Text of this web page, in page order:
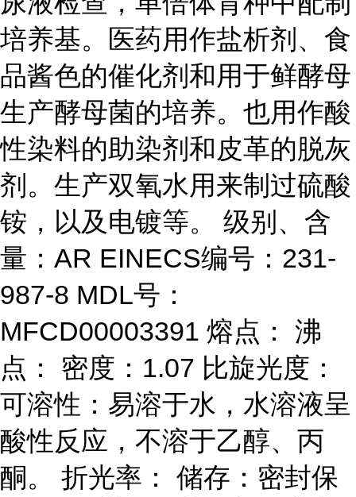
培养基。医药用作盐析剂、食
品酱色的催化剂和用于鲜酵母
生产酵母菌的培养。也用作酸
性染料的助染剂和皮革的脱灰
剂。生产双氧水用来制过硫酸
铵，以及电镀等。 级别、含
量：AR EINECS编号：231-
987-8 MDL号：
MFCD00003391 熔点： 沸
点： 密度：1.07 比旋光度：
可溶性：易溶于水，水溶液呈
酸性反应，不溶于乙醇、丙
酮。 折光率： 储存：密封保